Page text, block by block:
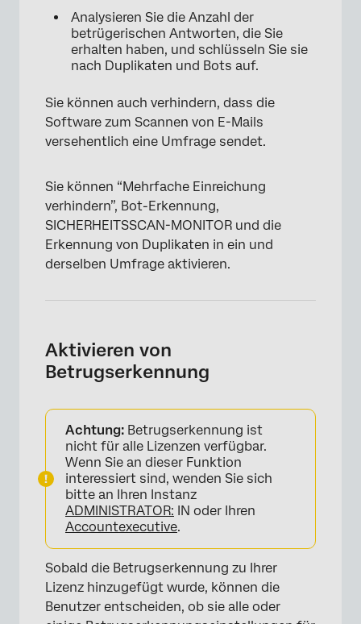
Analysieren Sie die Anzahl der
betrügerischen Antworten, die Sie
erhalten haben, und schlüsseln Sie sie
nach Duplikaten und Bots auf.
Sie können auch verhindern, dass die
Software zum Scannen von E-Mails
versehentlich eine Umfrage sendet.
Sie können “Mehrfache Einreichung
verhindern”, Bot-Erkennung,
SICHERHEITSSCAN-MONITOR und die
Erkennung von Duplikaten in ein und
derselben Umfrage aktivieren.
Aktivieren von
Betrugserkennung
Achtung: Betrugserkennung ist
nicht für alle Lizenzen verfügbar.
Wenn Sie an dieser Funktion
interessiert sind, wenden Sie sich
bitte an Ihren Instanz
ADMINISTRATOR: IN oder Ihren
Accountexecutive.
Sobald die Betrugserkennung zu Ihrer
Lizenz hinzugefügt wurde, können die
Benutzer entscheiden, ob sie alle oder